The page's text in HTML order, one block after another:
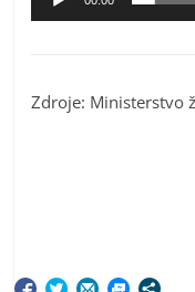
Zdroje: Ministerstvo